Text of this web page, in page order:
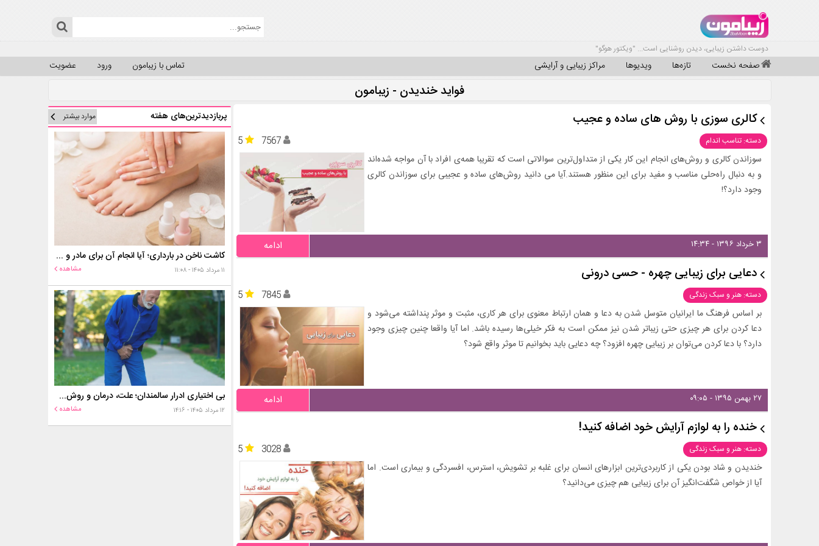
دوست داشتن زیبایی، دیدن روشنایی است... "ویکتور هوگو"
صفحه نخست تازه‌ها ویدیوها مراکز زیبایی و آرایشی عضویت ورود تماس با زیبامون
فواید خندیدن - زیبامون
کالری سوزی با روش های ساده و عجیب
دسته: تناسب اندام 5
7567
سوزاندن کالری و روش‌های انجام این کار یکی از متداول‌ترین سوالاتی است که تقریبا همه‌ی افراد با آن مواجه شده‌اند
و به دنبال راه‌حلی مناسب و مفید برای این منظور هستند.آیا می دانید روش‌های ساده و عجیبی برای سوزاندن کالری
وجود دارد؟!
۳ خرداد ۱۳۹۶ - ۱۴:۳۴ ادامه
دعایی برای زیبایی چهره - حسی درونی
دسته: هنر و سبک زندگی 5
7845
بر اساس فرهنگ ما ایرانیان متوسل شدن به دعا و همان ارتباط معنوی برای هر کاری، مثبت و موثر پنداشته می‌شود و
دعا کردن برای هر چیزی حتی زیباتر شدن نیز ممکن است به فکر خیلی‌ها رسیده باشد. اما آیا واقعا چنین چیزی وجود
دارد؟ با دعا کردن می‌توان بر زیبایی چهره افزود؟ چه دعایی باید بخوانیم تا موثر واقع شود؟
۲۷ بهمن ۱۳۹۵ - ۰۹:۰۵ ادامه
خنده را به لوازم آرایش خود اضافه کنید!
دسته: هنر و سبک زندگی 5
3028
خندیدن و شاد بودن یکی از کاربردی‌ترین ابزارهای انسان برای غلبه بر تشویش، استرس، افسردگی و بیماری است. اما
آیا از خواص شگفت‌انگیز آن برای زیبایی هم چیزی می‌دانید؟
پربازدیدترین‌های هفته موارد بیشتر
کاشت ناخن در بارداری؛ آیا انجام آن برای مادر و جنین خطر دارد؟
۱۱ مرداد ۱۴۰۵ - ۱۱:۰۸ مشاهده
بی اختیاری ادرار سالمندان؛ علت، درمان و روش‌های کنترل در منزل
۱۲ مرداد ۱۴۰۵ - ۱۴:۱۶ مشاهده